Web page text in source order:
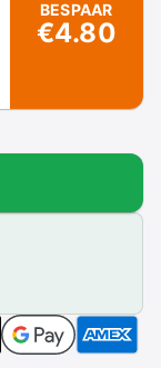
BESPAAR
€4.80